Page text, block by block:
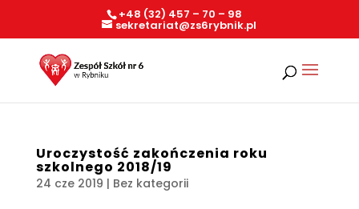
+48 (32) 457 – 70 – 98
sekretariat@zs6rybnik.pl
Uroczystość zakończenia roku
szkolnego 2018/19
24 cze 2019 | Bez kategorii